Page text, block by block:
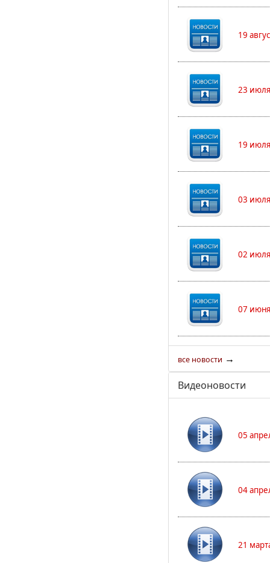
19
23
19
03
02
07
все новости →
Видеоновости
05
04
21